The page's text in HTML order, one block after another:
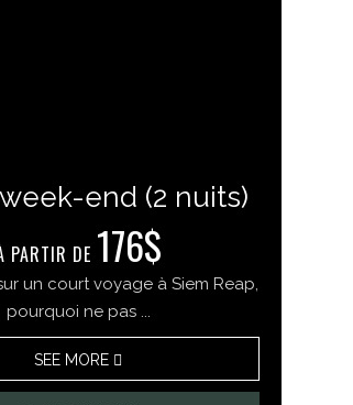
end (2 nuits)
PARTIR DE​​ 176$
un court voyage à Siem Reap,
pourquoi ne pas ...
SEE MORE